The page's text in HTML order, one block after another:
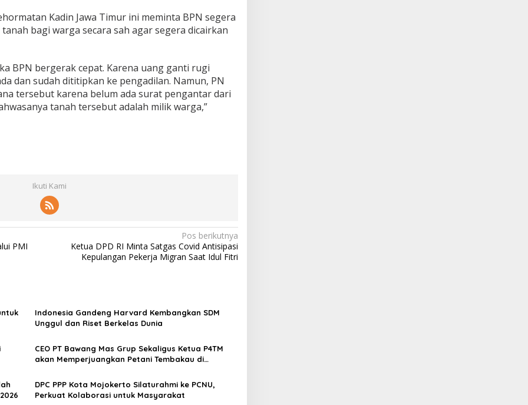
Kadin Jawa Timur ini meminta BPN segera
bagi warga secara sah agar segera dicairkan
BPN bergerak cepat. Karena uang ganti rugi
dan sudah dititipkan ke pengadilan. Namun, PN
tersebut karena belum ada surat pengantar dari
tanah tersebut adalah milik warga,”
Ikuti Kami
PMI
Pos berikutnya
Ketua DPD RI Minta Satgas Covid Antisipasi
Kepulangan Pekerja Migran Saat Idul Fitri
Indonesia Gandeng Harvard Kembangkan SDM
Unggul dan Riset Berkelas Dunia
CEO PT Bawang Mas Grup Sekaligus Ketua P4TM
akan Memperjuangkan Petani Tembakau di
DPC PPP Kota Mojokerto Silaturahmi ke PCNU,
Perkuat Kolaborasi untuk Masyarakat